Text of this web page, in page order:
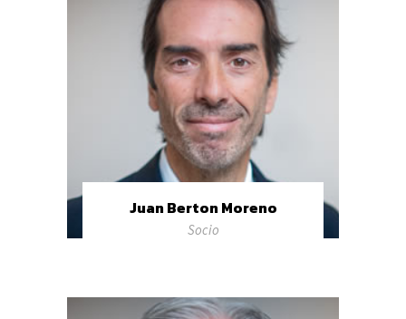
Juan Berton Moreno
Socio